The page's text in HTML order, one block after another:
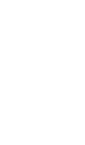
chất lượng không
siêu êm chỉ từ
ứng dụng VeSync
với Google